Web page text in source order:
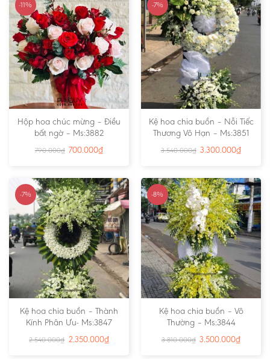
-11%
Hộp hoa chúc mừng – Điều
bất ngờ – Ms:3882
790.000₫ 700.000₫
-7%
Kệ hoa chia buồn – Nỗi Tiếc
Thương Vô Hạn – Ms:3851
3.540.000₫ 3.300.000₫
-7%
Kệ hoa chia buồn – Thành
Kính Phân Ưu- Ms:3847
2.540.000₫ 2.350.000₫
-8%
Kệ hoa chia buồn – Vô
Thường – Ms:3844
3.810.000₫ 3.500.000₫